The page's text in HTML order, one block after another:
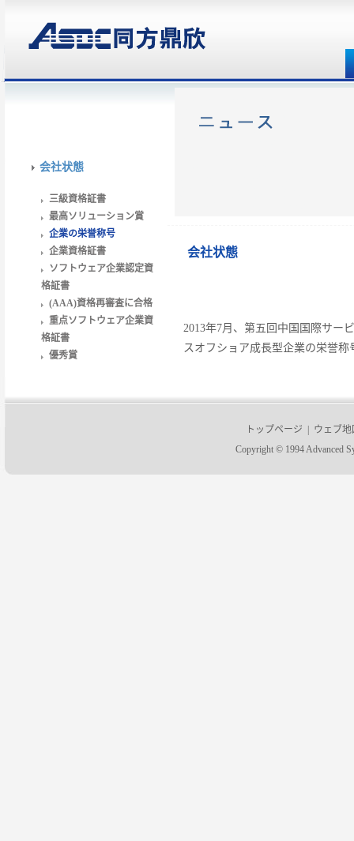
会社状態
三級資格証書
最高ソリューション賞
企業の栄誉称号
企業資格証書
ソフトウェア企業認定資
格証書
(AAA)資格再審査に合格
重点ソフトウェア企業資
格証書
優秀賞
会社状態
2013年7月、第五回中国国際サー
スオフショア成長型企業の栄誉称
トップページ | ウェブ地
Copyright © 1994 Advanced